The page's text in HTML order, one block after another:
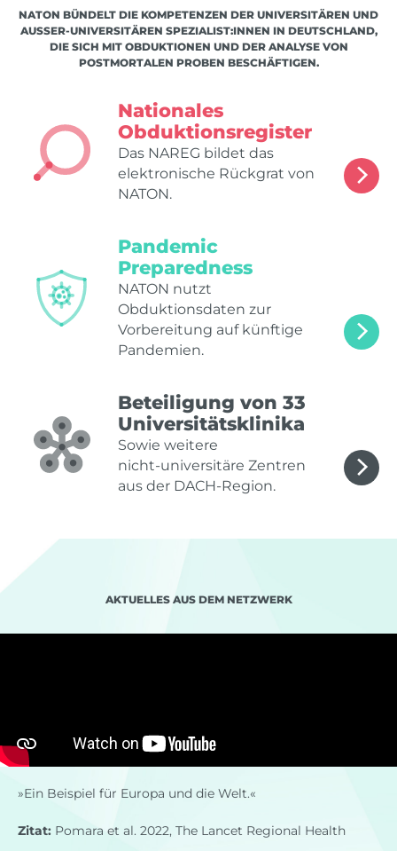
NATON BÜNDELT DIE KOMPETENZEN DER UNIVERSITÄREN UND
AUSSER-UNIVERSITÄREN SPEZIALIST:INNEN IN DEUTSCHLAND, D
IE SICH MIT OBDUKTIONEN UND DER ANALYSE VON P
OSTMORTALEN PROBEN BESCHÄFTIGEN.
Nationales
Obduktionsregister
Das NAREG bildet das
elektronische Rückgrat von
NATON.
Pandemic
Preparedness
NATON nutzt
Obduktionsdaten zur
Vorbereitung auf künftige
Pandemien.
Beteiligung von 33
Universitätsklinika
Sowie weitere
nicht‑universitäre Zentren
aus der DACH‑Region.
AKTUELLES AUS DEM NETZWERK
»Ein Beispiel für Europa und die Welt.«
Zitat: Pomara et al. 2022, The Lancet Regional Health